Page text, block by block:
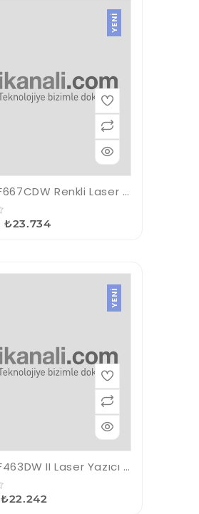
YENI
Canon MF667CDW Renkli Laser Yazıcı TAR/FOT/FAX A4 (Wi-Fi)
₺23.734
YENI
Canon MF463DW II Laser Yazıcı TAR/FOT A4 (Wi-Fi)
₺22.242